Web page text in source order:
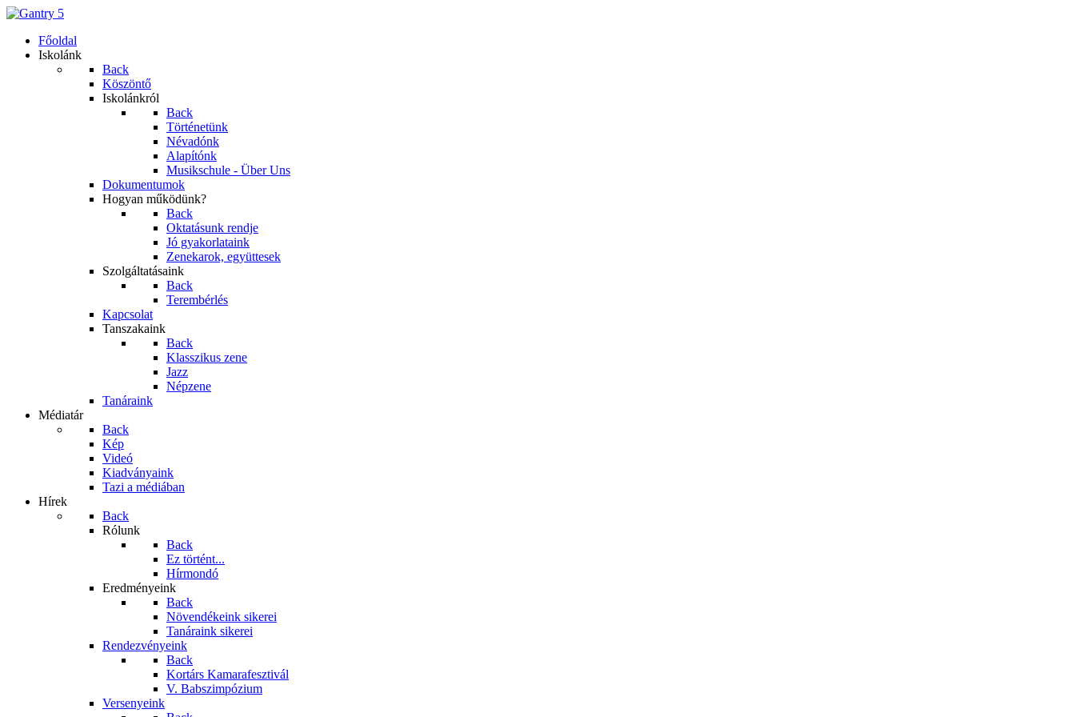
Főoldal
Iskolánk
Back
Köszöntő
Iskolánkról
Back
Történetünk
Névadónk
Alapítónk
Musikschule - Über Uns
Dokumentumok
Hogyan működünk?
Back
Oktatásunk rendje
Jó gyakorlataink
Zenekarok, együttesek
Szolgáltatásaink
Back
Terembérlés
Kapcsolat
Tanszakaink
Back
Klasszikus zene
Jazz
Népzene
Tanáraink
Médiatár
Back
Kép
Videó
Kiadványaink
Tazi a médiában
Hírek
Back
Rólunk
Back
Ez történt...
Hírmondó
Eredményeink
Back
Növendékeink sikerei
Tanáraink sikerei
Rendezvényeink
Back
Kortárs Kamarafesztivál
V. Babszimpózium
Versenyeink